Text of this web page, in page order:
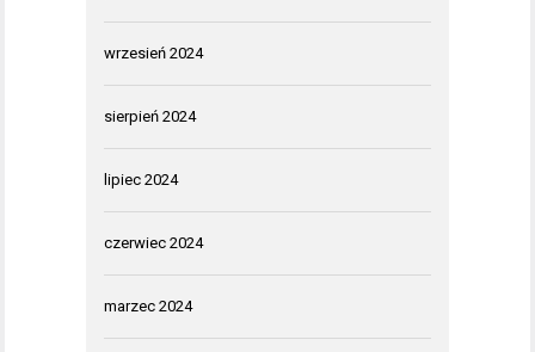
wrzesień 2024
sierpień 2024
lipiec 2024
czerwiec 2024
marzec 2024